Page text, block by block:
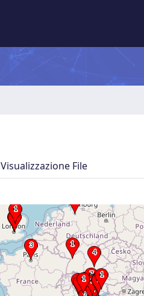
Visualizzazione File